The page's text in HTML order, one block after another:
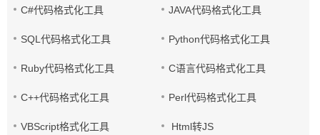
C#代码格式化工具 JAVA代码格式化工具
SQL代码格式化工具 Python代码格式化工具
Ruby代码格式化工具 C语言代码格式化工具
C++代码格式化工具 Perl代码格式化工具
VBScript格式化工具 Html转JS